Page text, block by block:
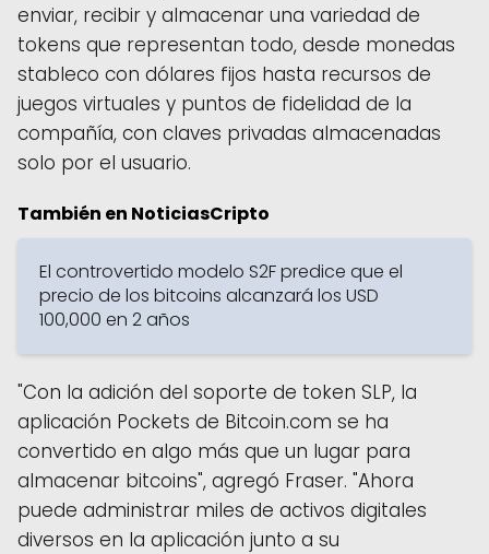
enviar, recibir y almacenar una variedad de
tokens que representan todo, desde monedas
stableco con dólares fijos hasta recursos de
juegos virtuales y puntos de fidelidad de la
compañía, con claves privadas almacenadas
solo por el usuario.
También en NoticiasCripto
El controvertido modelo S2F predice que el
precio de los bitcoins alcanzará los USD
100,000 en 2 años
"Con la adición del soporte de token SLP, la
aplicación Pockets de Bitcoin.com se ha
convertido en algo más que un lugar para
almacenar bitcoins", agregó Fraser. "Ahora
puede administrar miles de activos digitales
diversos en la aplicación junto a su